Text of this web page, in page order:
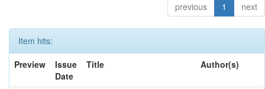
previous 1 next
Item hits:
Preview
Issue
Date
Title Author(s)